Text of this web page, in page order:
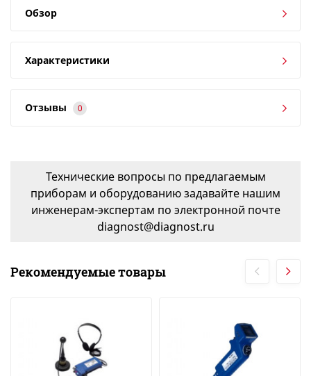
Обзор
Характеристики
Отзывы 0
Технические вопросы по предлагаемым
приборам и оборудованию задавайте нашим
инженерам-экспертам по электронной почте
diagnost@diagnost.ru
Рекомендуемые товары